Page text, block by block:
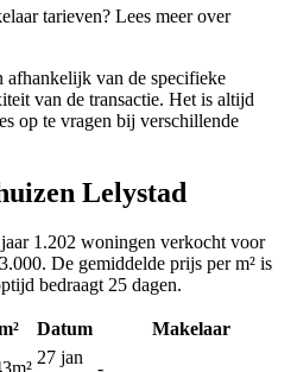
tarieven? Lees meer over
afhankelijk van de specifieke
van de transactie. Het is altijd
op te vragen bij verschillende
Lelystad
1.202 woningen verkocht voor
De gemiddelde prijs per m² is
bedraagt 25 dagen.
Datum
Makelaar
27 jan